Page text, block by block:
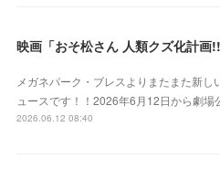
メガネパーク・ブレスよりまたまた新し
ュースです！！2026年6月12日から劇場
2026.06.12 08:40